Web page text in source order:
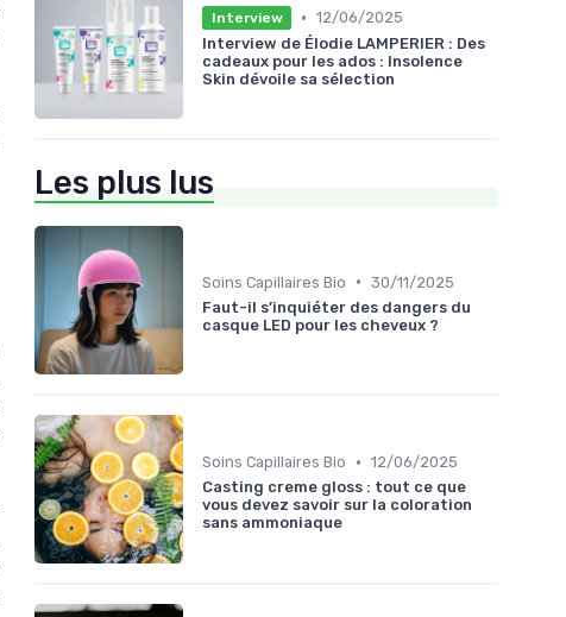
Interview • 12/06/2025
Interview de Élodie LAMPERIER : Des
cadeaux pour les ados : Insolence
Skin dévoile sa sélection
Les plus lus
Soins Capillaires Bio • 30/11/2025
Faut-il s’inquiéter des dangers du
casque LED pour les cheveux ?
Soins Capillaires Bio • 12/06/2025
Casting creme gloss : tout ce que
vous devez savoir sur la coloration
sans ammoniaque